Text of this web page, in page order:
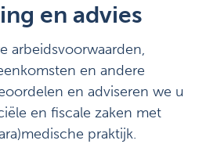
en advies
arbeidsvoorwaarden,
en andere
en adviseren we u
en fiscale zaken met
praktijk.